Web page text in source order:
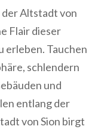
der Altstadt von
Flair dieser
erleben. Tauchen
schlendern
und
entlang der
von Sion birgt